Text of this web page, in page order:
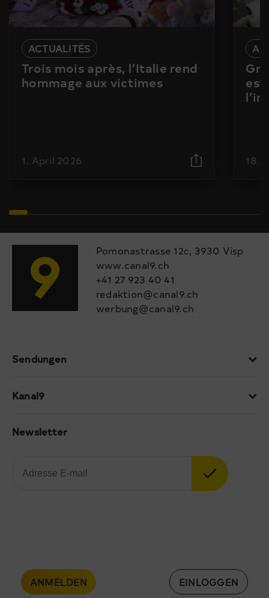
ACTUALITÉS
Trois mois après, l’Italie rend
hommage aux victimes
1. April 2026
est
18.
Pomonastrasse 12c, 3930 Visp
www.canal9.ch
+41 27 923 40 41
redaktion@canal9.ch
werbung@canal9.ch
Sendungen
Kanal9
Newsletter
ANMELDEN EINLOGGEN